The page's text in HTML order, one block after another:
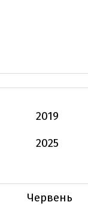
2019
2025
Червень